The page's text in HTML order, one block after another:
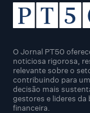
O Jornal PT50
noticiosa rigorosa,
relevante sobre o
contribuindo para
decisão mais
gestores e lideres da
financeira.